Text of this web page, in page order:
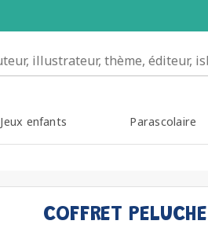
Jeux enfants Parascolaire
COFFRET